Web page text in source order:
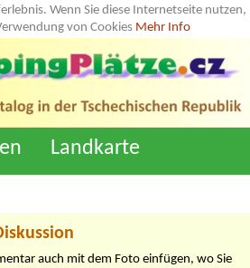
Wenn Sie diese Internetseite nutzen,
von Cookies Mehr Info
Landkarte
auch mit dem Foto einfügen, wo Sie